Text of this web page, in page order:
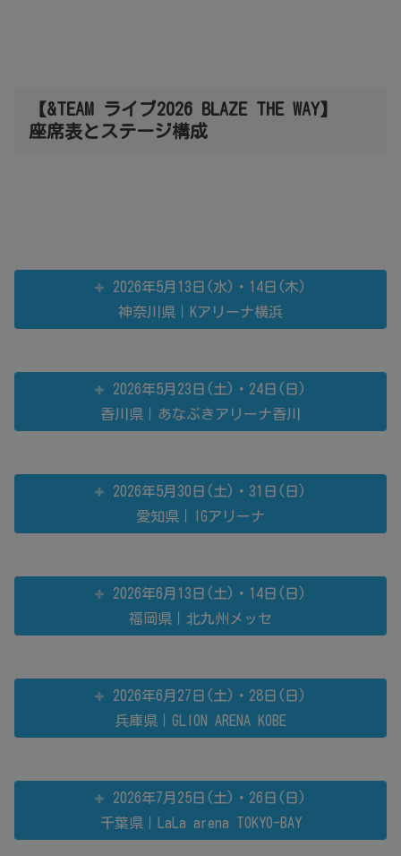
【&TEAM ライブ2026 BLAZE THE WAY】
座席表とステージ構成
2026年5月13日(水)・14日(木)
神奈川県｜Kアリーナ横浜
2026年5月23日(土)・24日(日)
香川県｜あなぶきアリーナ香川
2026年5月30日(土)・31日(日)
愛知県｜IGアリーナ
2026年6月13日(土)・14日(日)
福岡県｜北九州メッセ
2026年6月27日(土)・28日(日)
兵庫県｜GLION ARENA KOBE
2026年7月25日(土)・26日(日)
千葉県｜LaLa arena TOKYO-BAY